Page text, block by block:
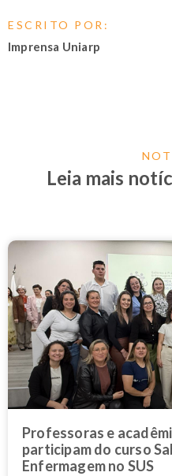
ESCRITO POR:
Imprensa Uniarp
Leia mais
Professoras e
participam do curso
Enfermagem no SUS